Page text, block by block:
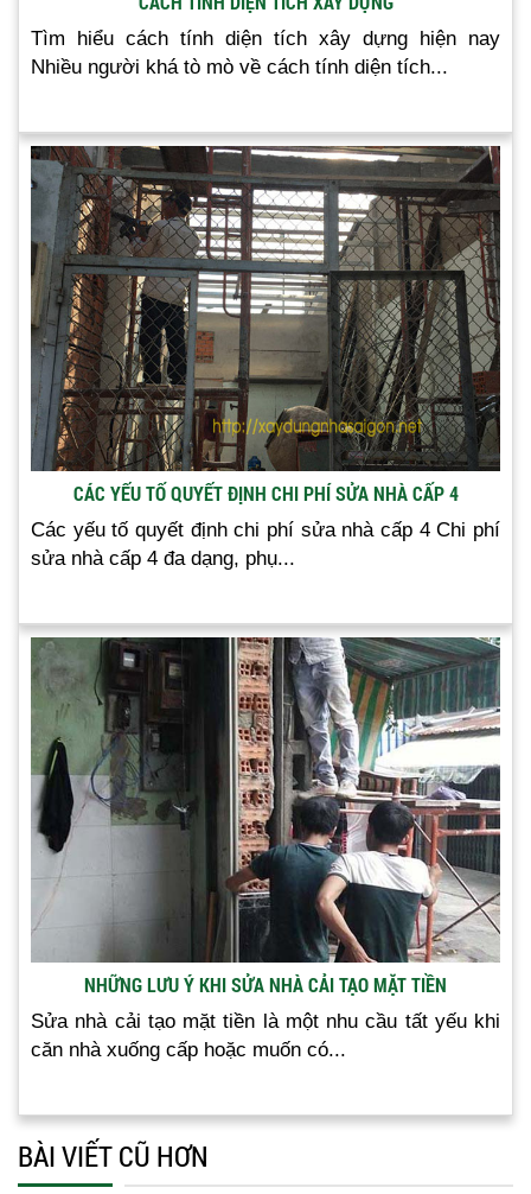
Tìm hiểu cách tính diện tích xây dựng hiện nay
Nhiều người khá tò mò về cách tính diện tích...
CÁC YẾU TỐ QUYẾT ĐỊNH CHI PHÍ SỬA NHÀ CẤP 4
Các yếu tố quyết định chi phí sửa nhà cấp 4 Chi phí
sửa nhà cấp 4 đa dạng, phụ...
NHỮNG LƯU Ý KHI SỬA NHÀ CẢI TẠO MẶT TIỀN
Sửa nhà cải tạo mặt tiền là một nhu cầu tất yếu khi
căn nhà xuống cấp hoặc muốn có...
BÀI VIẾT CŨ HƠN